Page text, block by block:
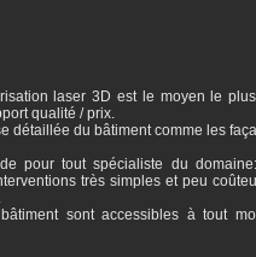
laser 3D est le moyen le
qualité / prix.
du bâtiment comme les
pour tout spécialiste du
très simples et peu
sont accessibles à tout